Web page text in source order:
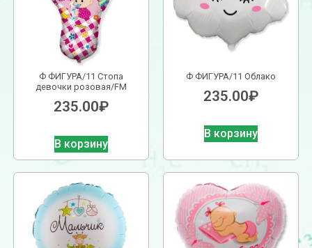
Ф ФИГУРА/11 Стопа
девочки розовая/FM
235.00₽
В корзину
Ф ФИГУРА/11 Облако
235.00₽
В корзину